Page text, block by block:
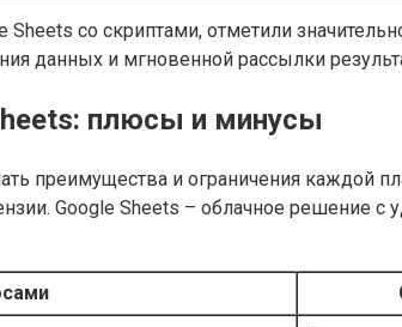
со скриптами, отметили
данных и мгновенной рассылки
плюсы и минусы
преимущества и ограничения
Google Sheets – облачное решение